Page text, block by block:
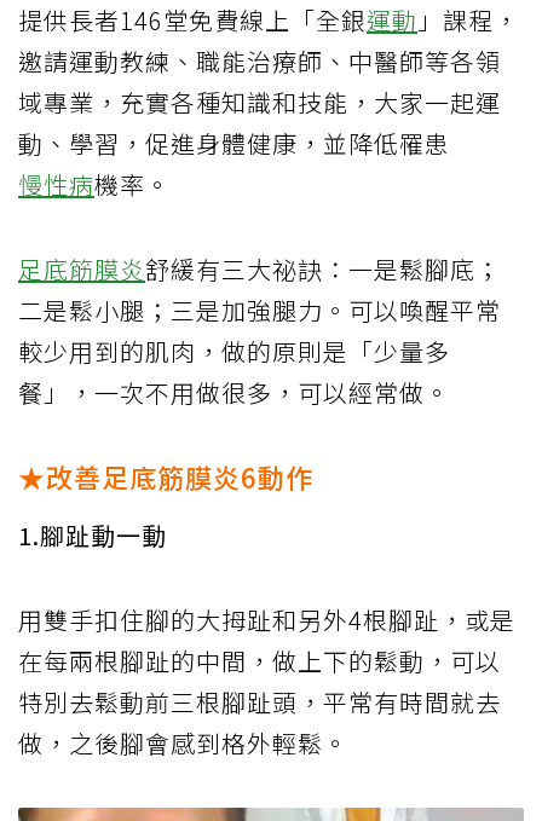
提供長者146堂免費線上「全銀運動 」課程，
邀請運動教練、職能治療師、中醫師等各領
域專業，充實各種知識和技能，大家一起運
動、學習，促進身體健康，並降低罹患
慢性病機率。
足底筋膜炎舒緩有三大祕訣：一是鬆腳底；
二是鬆小腿；三是加強腿力。可以喚醒平常
較少用到的肌肉，做的原則是「少量多
餐」，一次不用做很多，可以經常做。
★改善足底筋膜炎6動作
1.腳趾動一動
用雙手扣住腳的大拇趾和另外4根腳趾，或是
在每兩根腳趾的中間，做上下的鬆動，可以
特別去鬆動前三根腳趾頭，平常有時間就去
做，之後腳會感到格外輕鬆。